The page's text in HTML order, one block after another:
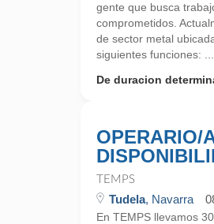
gente que busca
comprometidos.
de sector metal
siguientes funciones: ...
De duracion
OPERARIO/
TEMPS
Tudela, Navarra
En TEMPS llevamos